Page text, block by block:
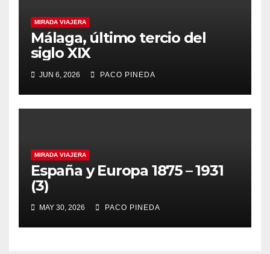
MIRADA VIAJERA
Málaga, último tercio del
siglo XIX
JUN 6, 2026 PACO PINEDA
MIRADA VIAJERA
España y Europa 1875 – 1931
(3)
MAY 30, 2026 PACO PINEDA